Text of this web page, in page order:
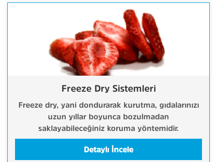
Freeze Dry Sistemleri
Freeze dry, yani dondurarak kurutma, gıdalarınızı
uzun yıllar boyunca bozulmadan
saklayabileceğiniz koruma yöntemidir.
Detaylı İncele